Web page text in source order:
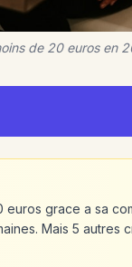
de 20 euros en
euros grace a sa
Mais 5 autres